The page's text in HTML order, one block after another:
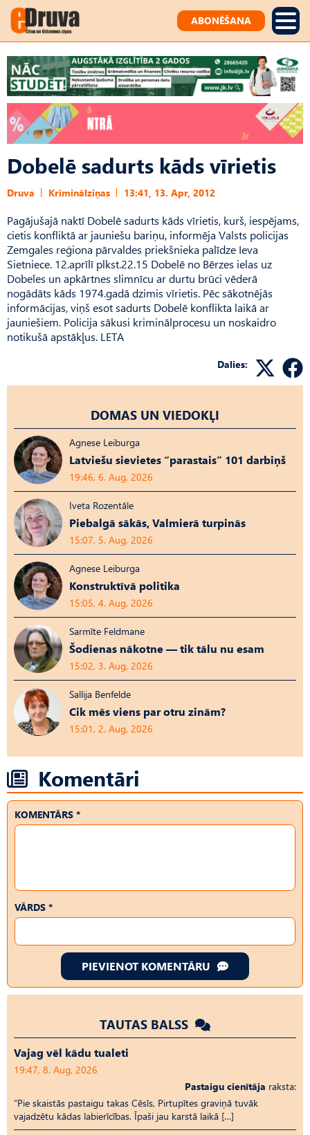
ABONĒŠANA
Dobelē sadurts kāds vīrietis
Druva Kriminālziņas 13:41, 13. Apr, 2012
Pagājušajā naktī Dobelē sadurts kāds vīrietis, kurš, iespējams,
cietis konfliktā ar jauniešu bariņu, informēja Valsts policijas
Zemgales reģiona pārvaldes priekšnieka palīdze Ieva
Sietniece. 12.aprīlī plkst.22.15 Dobelē no Bērzes ielas uz
Dobeles un apkārtnes slimnīcu ar durtu brūci vēderā
nogādāts kāds 1974.gadā dzimis vīrietis. Pēc sākotnējās
informācijas, viņš esot sadurts Dobelē konflikta laikā ar
jauniešiem. Policija sākusi kriminālprocesu un noskaidro
notikušā apstākļus. LETA
Dalies:
DOMAS UN VIEDOKĻI
Agnese Leiburga
Latviešu sievietes “parastais” 101 darbiņš
19:46, 6. Aug, 2026
Iveta Rozentāle
Piebalgā sākās, Valmierā turpinās
15:07, 5. Aug, 2026
Agnese Leiburga
Konstruktīvā politika
15:05, 4. Aug, 2026
Sarmīte Feldmane
Šodienas nākotne — tik tālu nu esam
15:02, 3. Aug, 2026
Sallija Benfelde
Cik mēs viens par otru zinām?
15:01, 2. Aug, 2026
Komentāri
KOMENTĀRS *
VĀRDS *
PIEVIENOT KOMENTĀRU
TAUTAS BALSS
Vajag vēl kādu tualeti
19:47, 8. Aug, 2026
Pastaigu cienītāja raksta:
“Pie skaistās pastaigu takas Cēsīs, Pirtupītes graviņā tuvāk
vajadzētu kādas labierīcības. Īpaši jau karstā laikā […]